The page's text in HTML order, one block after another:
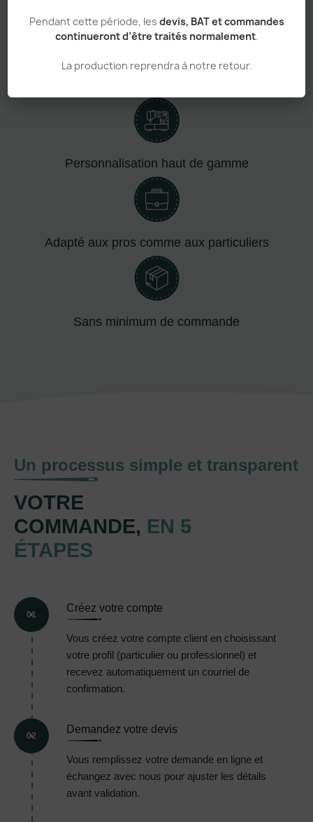
Pendant cette période, les devis, BAT et commandes
continueront d’être traités normalement.
La production reprendra à notre retour.
Personnalisation haut de gamme
Adapté aux pros comme aux particuliers
Sans minimum de commande
Un processus simple et transparent
VOTRE
COMMANDE, EN 5
ÉTAPES
01
Créez votre compte
Vous créez votre compte client en choisissant
votre profil (particulier ou professionnel) et
recevez automatiquement un courriel de
confirmation.
02
Demandez votre devis
Vous remplissez votre demande en ligne et
échangez avec nous pour ajuster les détails
avant validation.